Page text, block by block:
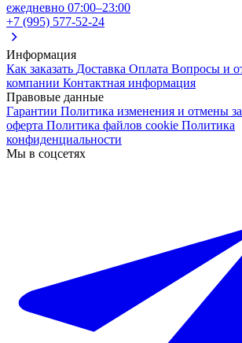
ежедневно 07:00–23:00
+7 (995) 577-52-24
Информация
Как заказать Доставка Оплата Вопросы и
компании Контактная информация
Правовые данные
Гарантии Политика изменения и отмены
оферта Политика файлов cookie Политика
конфиденциальности
Мы в соцсетях